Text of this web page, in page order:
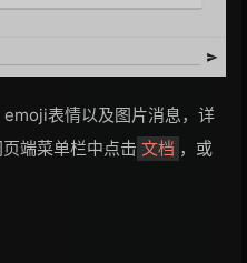
表情以及图片消息，详
端菜单栏中点击 文档 ，或